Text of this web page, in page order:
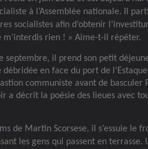
à l’Assemblée nationale. Il
socialistes afin d’obtenir
m’interdis rien ! » Aime-t-il répéter.
septembre, il prend son petit
en face du port de
communiste avant de basculer
a décrit la poésie des lieues avec
de Martin Scorsese, il s’essuie le
les gens qui passent en terrasse.